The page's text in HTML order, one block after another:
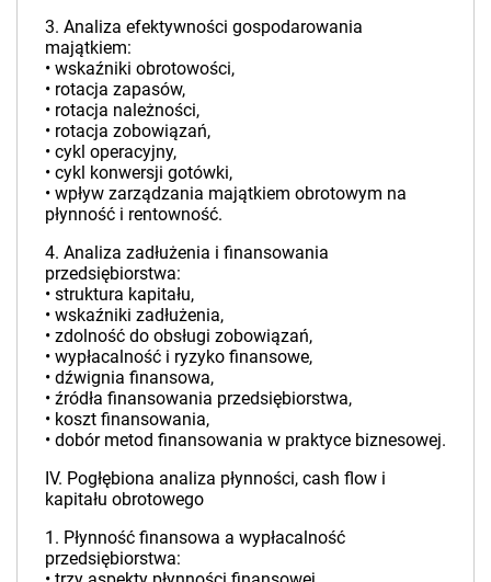
3. Analiza efektywności gospodarowania
majątkiem:
• wskaźniki obrotowości,
• rotacja zapasów,
• rotacja należności,
• rotacja zobowiązań,
• cykl operacyjny,
• cykl konwersji gotówki,
• wpływ zarządzania majątkiem obrotowym na
płynność i rentowność.
4. Analiza zadłużenia i finansowania
przedsiębiorstwa:
• struktura kapitału,
• wskaźniki zadłużenia,
• zdolność do obsługi zobowiązań,
• wypłacalność i ryzyko finansowe,
• dźwignia finansowa,
• źródła finansowania przedsiębiorstwa,
• koszt finansowania,
• dobór metod finansowania w praktyce biznesowej.
IV. Pogłębiona analiza płynności, cash flow i
kapitału obrotowego
1. Płynność finansowa a wypłacalność
przedsiębiorstwa: